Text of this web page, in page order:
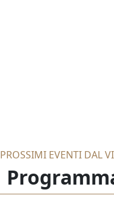
PROSSIMI EVENTI DAL